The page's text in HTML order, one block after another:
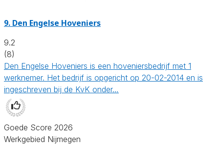
9. Den Engelse Hoveniers
9.2
(8)
Den Engelse Hoveniers is een hoveniersbedrijf met 1
werknemer. Het bedrijf is opgericht op 20-02-2014 en is
ingeschreven bij de KvK onder…
Goede Score 2026
Werkgebied Nijmegen